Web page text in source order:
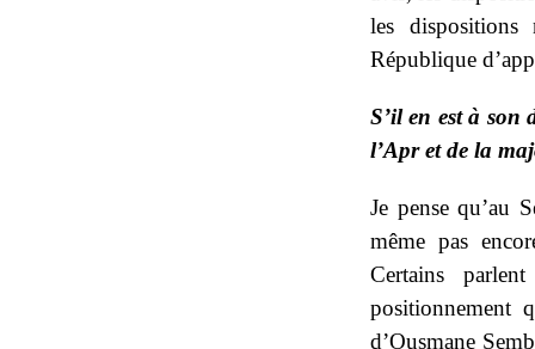
les
République
S’il en est à son
l’Apr et de la
Je pense qu’au
même pas
Certains
positionnement
d’Ousmane